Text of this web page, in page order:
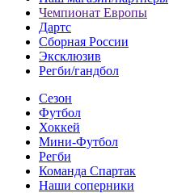
Чемпионат Европы
Дартс
Сборная России
Эксклюзив
Регби/гандбол
Сезон
Футбол
Хоккей
Мини-Футбол
Регби
Команда Спартак
Наши соперники